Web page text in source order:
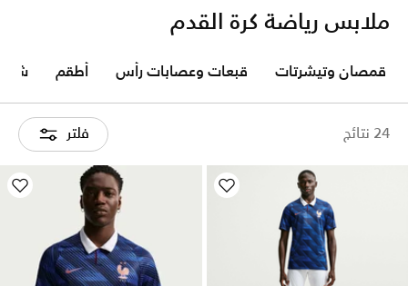
ملابس رياضة كرة القدم
24 نتائج فلتر
قمصان وتيشرتات قبعات وعصابات رأس أطقم